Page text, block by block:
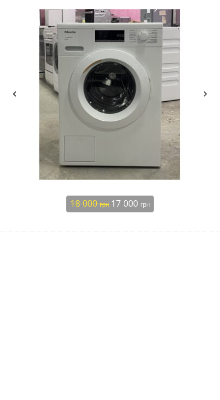
18 000грн 17 000 грн